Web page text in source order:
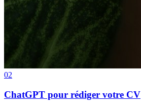
02
ChatGPT pour rédiger votre CV